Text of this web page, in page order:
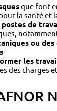
que font
la santé et
de
ou
les
des charges